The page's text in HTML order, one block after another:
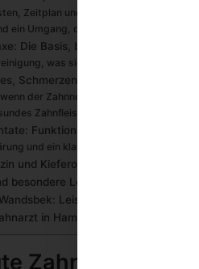
Zeitplan und Alternativen
ein Umgang, der Sicherheit vermittelt
Die Basis, bevor Reparaturen nötig
was sie leistet, und wo
Schmerzen oder Entzündungen
der Zahnnerv entzündet ist
Zahnfleisch als Voraussetzung für
Funktion, Stabilität und Ästhetik
und ein klarer Plan bei Zahnersatz
und Kieferorthopädie für
besondere Lebenssituationen
Leistungen transparent
in Hamburg ist mehr als eine
Zahnärzte in